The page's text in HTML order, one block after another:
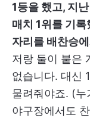
1등을 했고, 지
매치 1위를 기
자리를 배찬승
저랑 둘이 붙은
없습니다. 대신
물려줘야죠. (
야구장에서도